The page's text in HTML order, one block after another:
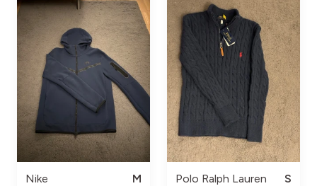
Nike
M
Polo Ralph Lauren
S